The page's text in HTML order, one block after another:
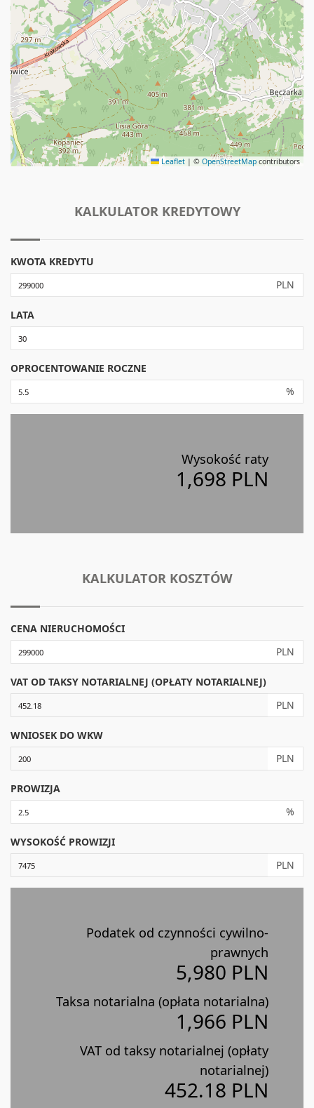
Leaflet | © OpenStreetMap contributors
KALKULATOR KREDYTOWY
KWOTA KREDYTU
PLN
LATA
OPROCENTOWANIE ROCZNE
%
Wysokość raty
1,698 PLN
KALKULATOR KOSZTÓW
CENA NIERUCHOMOŚCI
PLN
VAT OD TAKSY NOTARIALNEJ (OPŁATY NOTARIALNEJ)
PLN
WNIOSEK DO WKW
PLN
PROWIZJA
%
WYSOKOŚĆ PROWIZJI
PLN
Podatek od czynności cywilno-
prawnych
5,980 PLN
Taksa notarialna (opłata notarialna)
1,966 PLN
VAT od taksy notarialnej (opłaty
notarialnej)
452.18 PLN